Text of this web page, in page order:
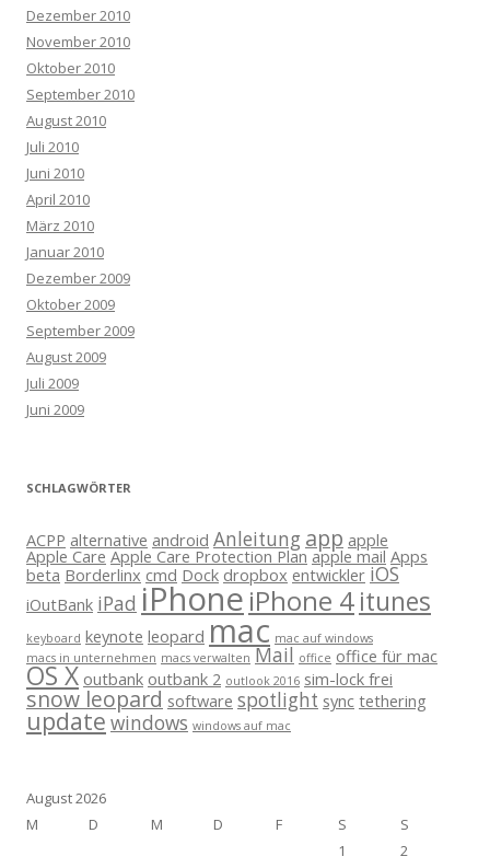
Dezember 2010
November 2010
Oktober 2010
September 2010
August 2010
Juli 2010
Juni 2010
April 2010
März 2010
Januar 2010
Dezember 2009
Oktober 2009
September 2009
August 2009
Juli 2009
Juni 2009
SCHLAGWÖRTER
ACPP alternative android Anleitung app apple
Apple Care Apple Care Protection Plan apple mail Apps
beta Borderlinx cmd Dock dropbox entwickler iOS
iOutBank iPad iPhone iPhone 4itunes
keyboard keynote leopard mac mac auf windows
macs in unternehmen macs verwalten Mail office office für mac
OS X outbank outbank 2 outlook 2016 sim-lock frei
snow leopard software spotlight sync tethering
update windows windows auf mac
August 2026
M
D M D F S
S
1
2